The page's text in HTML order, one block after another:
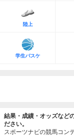
陸上
学生バスケ
結果・成績・オッズなど
ださい。
スポーツナビの競馬コン